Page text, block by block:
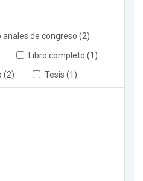
de congreso (2)
Libro completo (1)
(2)
Tesis (1)